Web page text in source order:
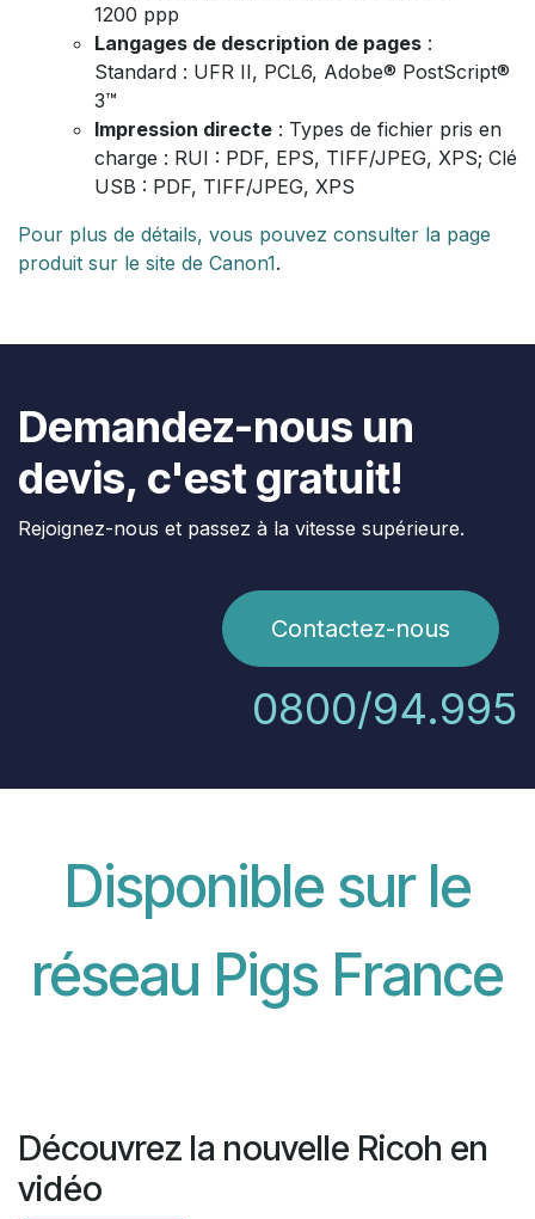
1200 ppp
Langages de description de pages :
Standard : UFR II, PCL6, Adobe® PostScript®
3™
Impression directe : Types de fichier pris en
charge : RUI : PDF, EPS, TIFF/JPEG, XPS; Clé
USB : PDF, TIFF/JPEG, XPS
Pour plus de détails, vous pouvez consulter la page
produit sur le site de Canon1.
Demandez-nous un
devis, c'est gratuit!
Rejoignez-nous et passez à la vitesse supérieure.
Contactez-nous
0800/94.995
Disponible sur le
réseau Pigs France
Découvrez la nouvelle Ricoh en
vidéo